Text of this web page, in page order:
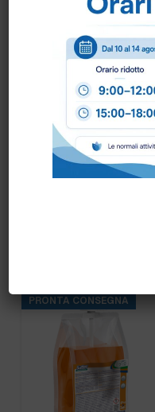
RATIO BK-2
PRONTA CONSEGNA
PRONTA CONSEGNA